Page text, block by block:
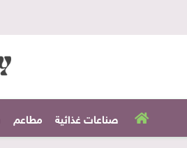
صناعات غذائية مطاعم